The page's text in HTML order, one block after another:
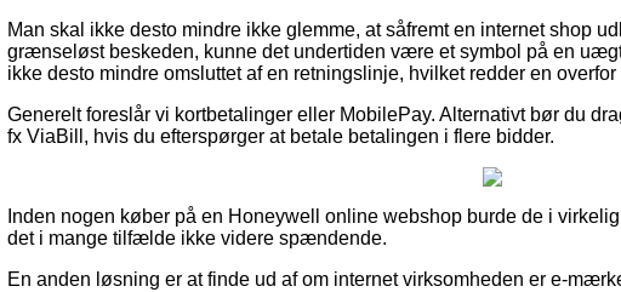
Man skal ikke desto mindre ikke glemme, at såfremt en internet shop
grænseløst beskeden, kunne det undertiden være et symbol på en
ikke desto mindre omsluttet af en retningslinje, hvilket redder en overfor
Generelt foreslår vi kortbetalinger eller MobilePay. Alternativt bør du
fx ViaBill, hvis du efterspørger at betale betalingen i flere bidder.
Inden nogen køber på en Honeywell online webshop burde de i
det i mange tilfælde ikke videre spændende.
En anden løsning er at finde ud af om internet virksomheden er e-